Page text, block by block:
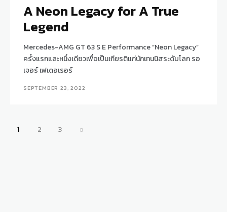
A Neon Legacy for A True
Legend
Mercedes-AMG GT 63 S E Performance “Neon Legacy”
ครั้งแรกและหนึ่งเดียวเพื่อเป็นเกียรติแก่นักเทนนิสระดับโลก รอ
เจอร์ เฟเดอเรอร์
SEPTEMBER 23, 2022
1 2 3